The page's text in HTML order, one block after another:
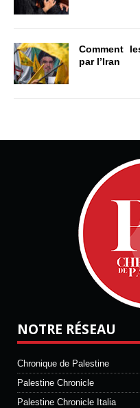
Comment
par l’Iran
NOTRE RÉSEAU
Chronique de Palestine
Palestine Chronicle
Palestine Chronicle Italia